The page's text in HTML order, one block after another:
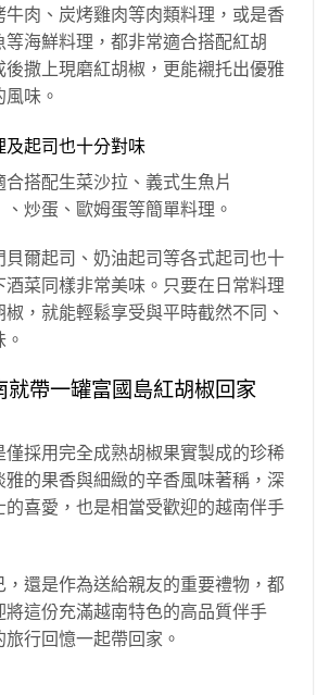
肉、炭烤雞肉等肉類料理，或是香
海鮮料理，都非常適合搭配紅胡
撒上現磨紅胡椒，更能襯托出優雅
味。
起司也十分對味
搭配生菜沙拉、義式生魚片
、炒蛋、歐姆蛋等簡單料理。
爾起司、奶油起司等各式起司也十
菜同樣非常美味。只要在日常料理
，就能輕鬆享受與平時截然不同、
就帶一罐富國島紅胡椒回家
僅採用完全成熟胡椒果實製成的珍稀
雅的果香與細緻的辛香風味著稱，深
的喜愛，也是相當受歡迎的越南伴手
，還是作為送給親友的重要禮物，都
將這份充滿越南特色的高品質伴手
行回憶一起帶回家。